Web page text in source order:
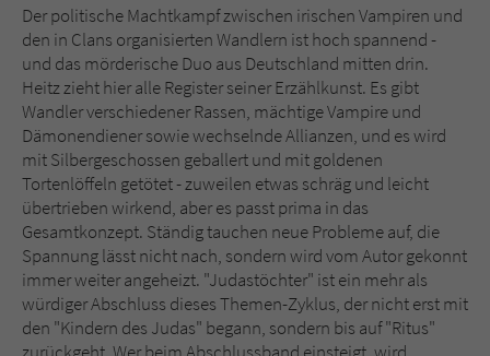
Der politische Machtkampf zwischen irischen Vampiren und
den in Clans organisierten Wandlern ist hoch spannend -
und das mörderische Duo aus Deutschland mitten drin.
Heitz zieht hier alle Register seiner Erzählkunst. Es gibt
Wandler verschiedener Rassen, mächtige Vampire und
Dämonendiener sowie wechselnde Allianzen, und es wird
mit Silbergeschossen geballert und mit goldenen
Tortenlöffeln getötet - zuweilen etwas schräg und leicht
übertrieben wirkend, aber es passt prima in das
Gesamtkonzept. Ständig tauchen neue Probleme auf, die
Spannung lässt nicht nach, sondern wird vom Autor gekonnt
immer weiter angeheizt. "Judastöchter" ist ein mehr als
würdiger Abschluss dieses Themen-Zyklus, der nicht erst mit
den "Kindern des Judas" begann, sondern bis auf "Ritus"